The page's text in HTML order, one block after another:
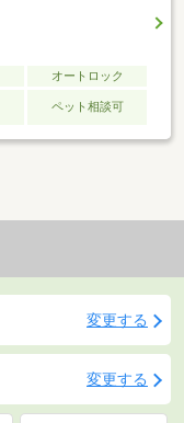
オートロック
ペット相談可
変更する
変更する